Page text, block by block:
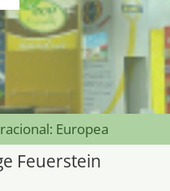
Europea
Feuerstein